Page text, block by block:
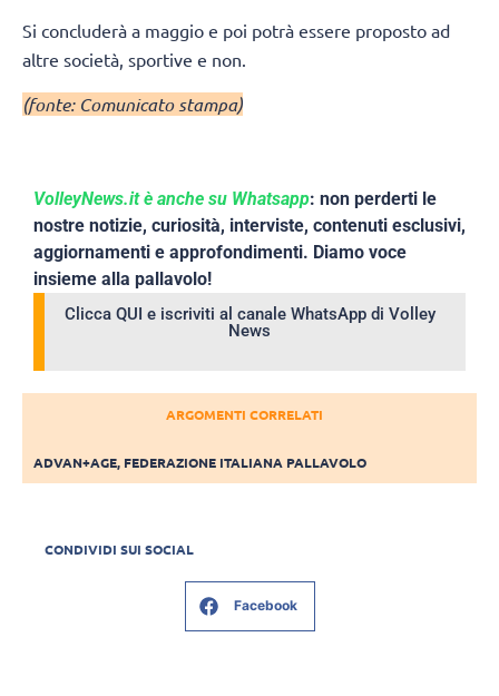
Si concluderà a maggio e poi potrà essere proposto ad
altre società, sportive e non.
(fonte: Comunicato stampa)
VolleyNews.it è anche su Whatsapp: non perderti le
nostre notizie, curiosità, interviste, contenuti esclusivi,
aggiornamenti e approfondimenti. Diamo voce
insieme alla pallavolo!
Clicca QUI e iscriviti al canale WhatsApp di Volley
News
ARGOMENTI CORRELATI
ADVAN+AGE, FEDERAZIONE ITALIANA PALLAVOLO
CONDIVIDI SUI SOCIAL
Facebook